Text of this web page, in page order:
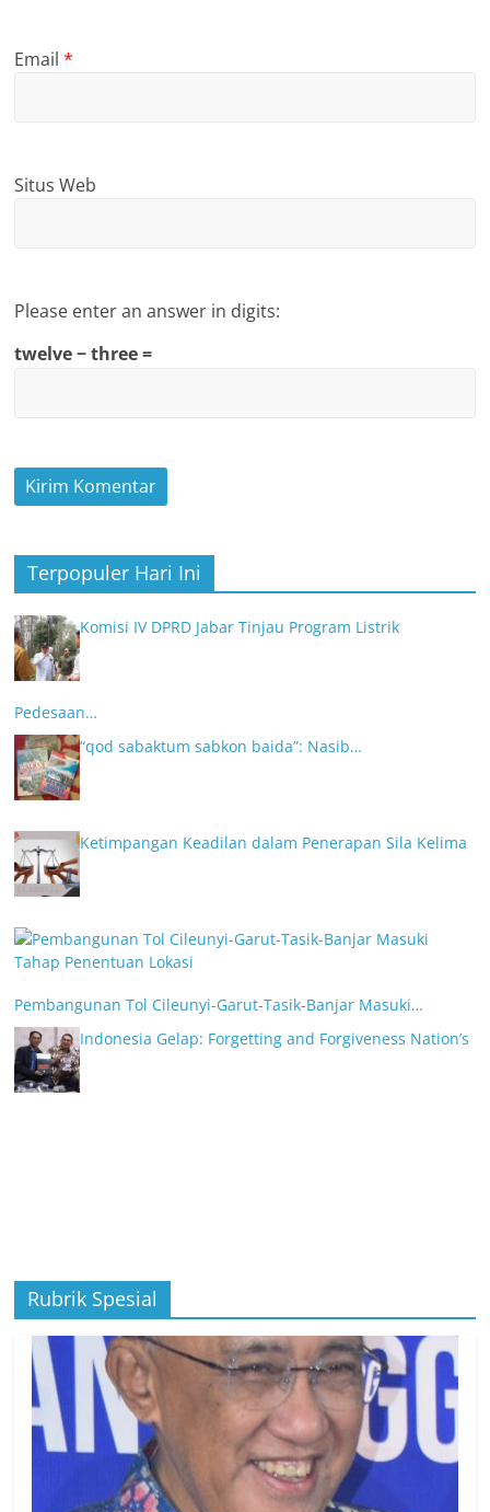
Email*
Situs Web
Please enter an answer in digits:
twelve − three =
Terpopuler Hari Ini
Komisi IV DPRD Jabar Tinjau Program Listrik
Pedesaan…
“qod sabaktum sabkon baida”: Nasib…
Ketimpangan Keadilan dalam Penerapan Sila Kelima
Pembangunan Tol Cileunyi-Garut-Tasik-Banjar Masuki…
Indonesia Gelap: Forgetting and Forgiveness Nation’s
Rubrik Spesial